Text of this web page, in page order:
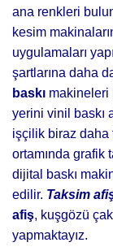
ana renkleri
kesim
uygulamaları
şartlarına daha
baskı makineleri
yerini vinil baskı
işçilik biraz daha
ortamında grafik
dijital baskı
edilir. Taksim
afiş, kuşgözü
yapmaktayız.